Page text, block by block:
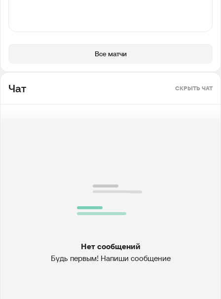
Все матчи
Чат СКРЫТЬ ЧАТ
Нет сообщений
Будь первым! Напиши сообщение